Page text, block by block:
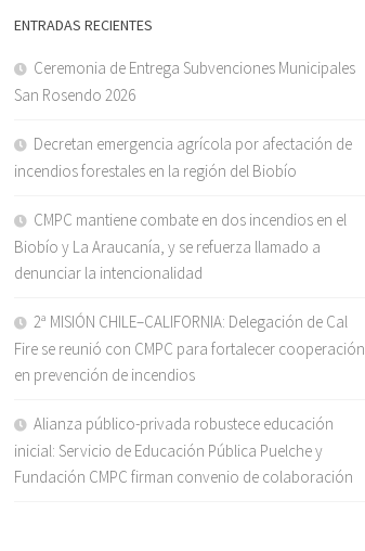
ENTRADAS RECIENTES
Ceremonia de Entrega Subvenciones Municipales
San Rosendo 2026
Decretan emergencia agrícola por afectación de
incendios forestales en la región del Biobío
CMPC mantiene combate en dos incendios en el
Biobío y La Araucanía, y se refuerza llamado a
denunciar la intencionalidad
2ª MISIÓN CHILE–CALIFORNIA: Delegación de Cal
Fire se reunió con CMPC para fortalecer cooperación
en prevención de incendios
Alianza público-privada robustece educación
inicial: Servicio de Educación Pública Puelche y
Fundación CMPC firman convenio de colaboración